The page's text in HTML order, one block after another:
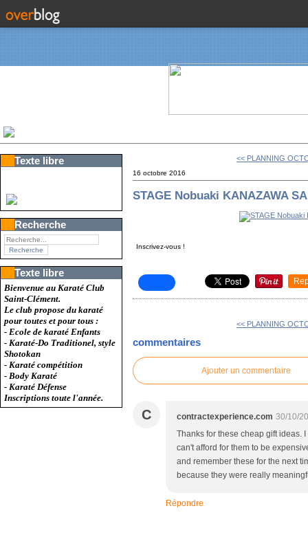
Texte libre
Recherche
Texte libre
Bienvenue au Karaté Club
Saint-Clément.
Le club propose du karaté
pour toutes et pour tous :
- Ecole de karaté Enfants
- Karaté-Do Traditionel, style
Shotokan
- Karaté compétition
- Body Karaté
- Karaté Défense
Inscriptions toute l'année.
<< PLANNING
16 octobre 2016
STAGE Nobuaki KANAZAWA
Inscrivez-vous !
<< PLANNING
commentaires
Ajouter un commentaire
C contractexperience.com 30/10/
Thanks for these cheap gift ideas.
can't afford for them to be
and remember these for the next
because they were really
Répondre